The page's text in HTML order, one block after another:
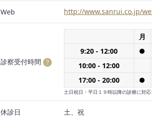
Web http://www.sanrui.co.jp/
診察受付時間
月
9:20 - 12:00
●
10:00 - 12:00
17:00 - 20:00
●
土日祝日・平日１９時以降の診療に対
休診日 土、祝